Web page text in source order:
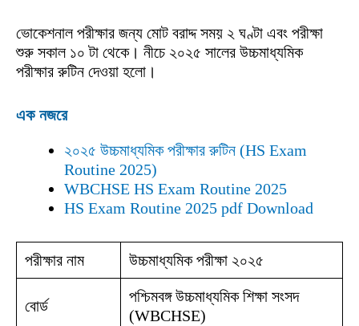
ভোকেশনাল পরীক্ষার জন্য মোট বরাদ্দ সময় ২ ঘণ্টা এবং পরীক্ষা
শুরু সকাল ১০ টা থেকে। নীচে ২০২৫ সালের উচ্চমাধ্যমিক
পরীক্ষার রুটিন দেওয়া হলো।
এক নজরে
২০২৫ উচ্চমাধ্যমিক পরীক্ষার রুটিন (HS Exam
Routine 2025)
WBCHSE HS Exam Routine 2025
HS Exam Routine 2025 pdf Download
পরীক্ষার নাম উচ্চমাধ্যমিক পরীক্ষা ২০২৫
বোর্ড
পশ্চিমবঙ্গ উচ্চমাধ্যমিক শিক্ষা সংসদ
(WBCHSE)